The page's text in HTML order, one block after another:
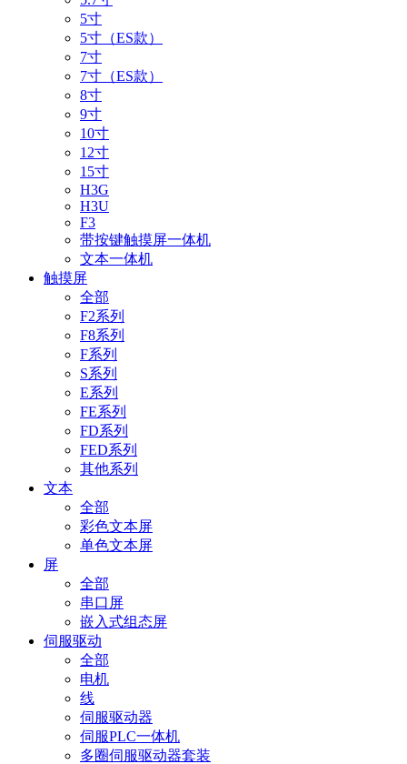
5寸
5寸（ES款）
7寸
7寸（ES款）
8寸
9寸
10寸
12寸
15寸
H3G
H3U
F3
带按键触摸屏一体机
文本一体机
触摸屏
全部
F2系列
F8系列
F系列
S系列
E系列
FE系列
FD系列
FED系列
其他系列
文本
全部
彩色文本屏
单色文本屏
屏
全部
串口屏
嵌入式组态屏
伺服驱动
全部
电机
线
伺服驱动器
伺服PLC一体机
多圈伺服驱动器套装